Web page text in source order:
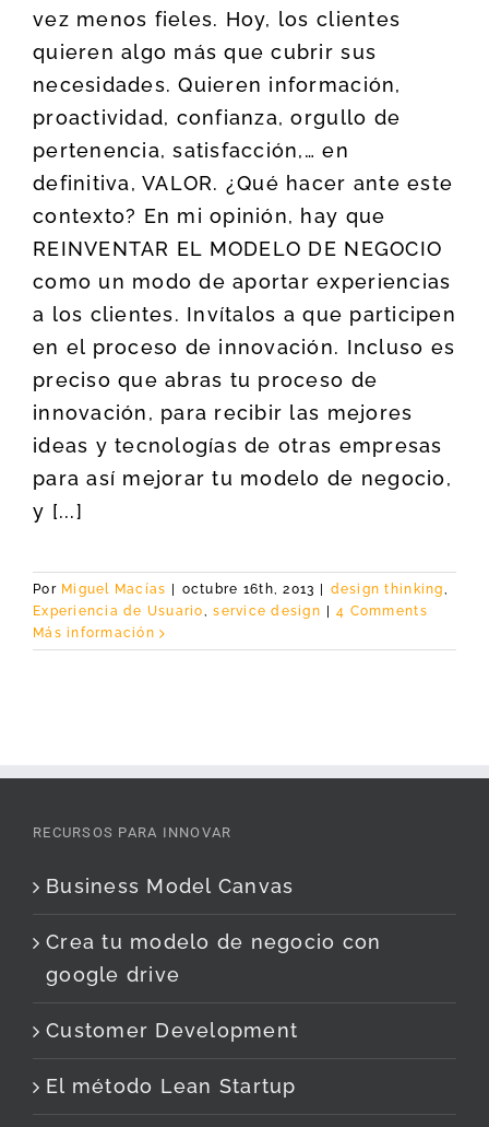
vez menos fieles. Hoy, los clientes
quieren algo más que cubrir sus
necesidades. Quieren información,
proactividad, confianza, orgullo de
pertenencia, satisfacción,… en
definitiva, VALOR. ¿Qué hacer ante este
contexto? En mi opinión, hay que
REINVENTAR EL MODELO DE NEGOCIO
como un modo de aportar experiencias
a los clientes. Invítalos a que participen
en el proceso de innovación. Incluso es
preciso que abras tu proceso de
innovación, para recibir las mejores
ideas y tecnologías de otras empresas
para así mejorar tu modelo de negocio,
y [...]
Por Miguel Macías octubre 16th, 2013 design thinking,
Experiencia de Usuario,service design
4 Comments
Más información
RECURSOS PARA INNOVAR
Business Model Canvas
Crea tu modelo de negocio con
google drive
Customer Development
El método Lean Startup